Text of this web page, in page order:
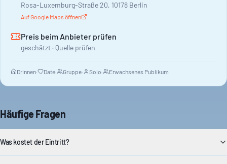
Rosa-Luxemburg-Straße 20, 10178 Berlin
Auf Google Maps öffnen
Preis beim Anbieter prüfen
geschätzt · Quelle prüfen
Drinnen· Date· Gruppe· Solo· Erwachsenes Publikum
Häufige Fragen
Was kostet der Eintritt?